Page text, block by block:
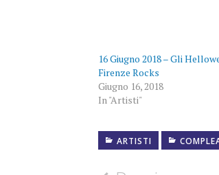
16 Giugno 2018 – Gli
Firenze Rocks
Giugno 16, 2018
In "Artisti"
ARTISTI
COMPLEANNO